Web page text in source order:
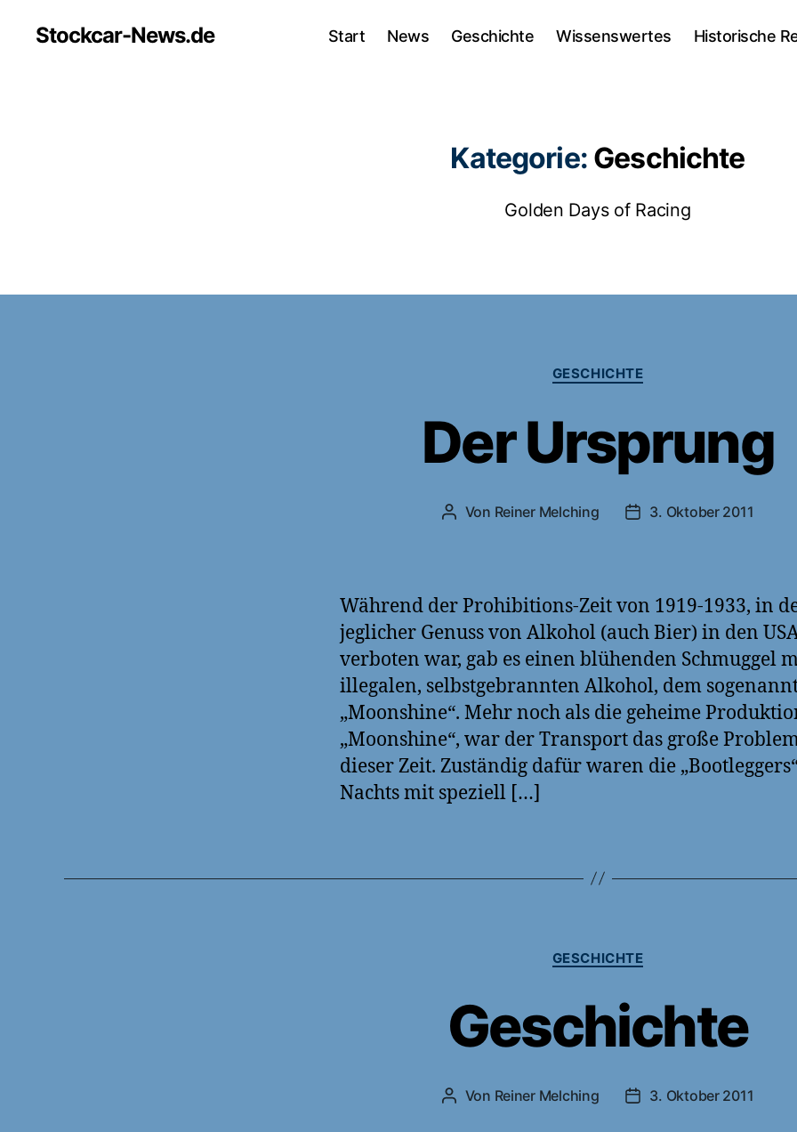
Stockcar-News.de Start News Geschichte Wissenswertes Historische
Kategorie: Geschichte
Golden Days of Racing
Kategorien
GESCHICHTE
Der Ursprung
Beitragsautor
Von Reiner Melching Veröffentlichungsdatum
3. Oktober 2011
Während der Prohibitions-Zeit von 1919-1933, in
jeglicher Genuss von Alkohol (auch Bier) in den
verboten war, gab es einen blühenden Schmuggel
illegalen, selbstgebrannten Alkohol, dem
„Moonshine“. Mehr noch als die geheime
„Moonshine“, war der Transport das große
dieser Zeit. Zuständig dafür waren die
Nachts mit speziell […]
Kategorien
GESCHICHTE
Geschichte
Beitragsautor
Von Reiner Melching Veröffentlichungsdatum
3. Oktober 2011